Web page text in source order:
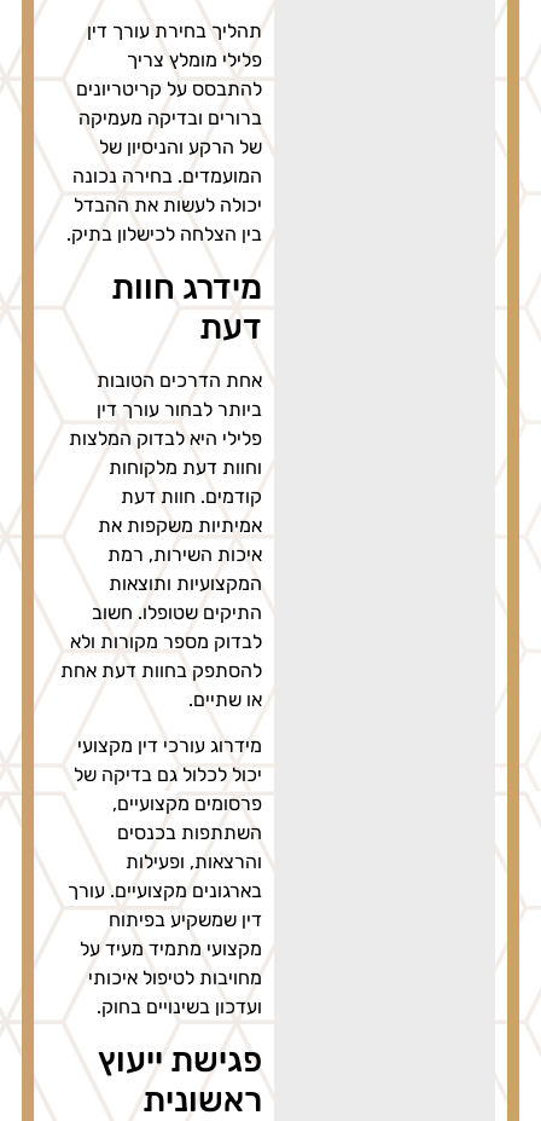
תהליך בחירת עורך דין
פלילי מומלץ צריך
להתבסס על קריטריונים
ברורים ובדיקה מעמיקה
של הרקע והניסיון של
המועמדים. בחירה נכונה
יכולה לעשות את ההבדל
בין הצלחה לכישלון בתיק.
מידרג חוות
דעת
אחת הדרכים הטובות
ביותר לבחור עורך דין
פלילי היא לבדוק המלצות
וחוות דעת מלקוחות
קודמים. חוות דעת
אמיתיות משקפות את
איכות השירות, רמת
המקצועיות ותוצאות
התיקים שטופלו. חשוב
לבדוק מספר מקורות ולא
להסתפק בחוות דעת אחת
או שתיים.
מידרוג עורכי דין מקצועי
יכול לכלול גם בדיקה של
פרסומים מקצועיים,
השתתפות בכנסים
והרצאות, ופעילות
בארגונים מקצועיים. עורך
דין שמשקיע בפיתוח
מקצועי מתמיד מעיד על
מחויבות לטיפול איכותי
ועדכון בשינויים בחוק.
פגישת ייעוץ
ראשונית